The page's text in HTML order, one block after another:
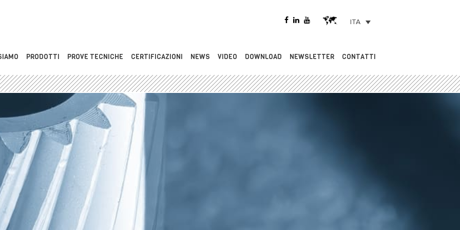
PRODOTTI PROVE TECNICHE CERTIFICAZIONI NEWS VIDEO DOWNLOAD NEWSLETTER CONTATTI
ITA